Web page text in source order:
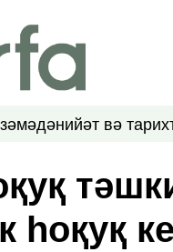
мәдәнийәт вә тарих
һоқуқ